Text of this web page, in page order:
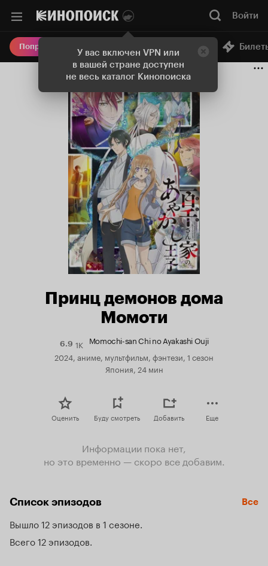
У вас включен VPN или
в вашей стране доступен
не весь каталог Кинопоиска
Войти
Попробовать Плюс Онлайн-кинотеатр
Принц демонов дома
Момоти
6.9Рейтинг
Кинопоиска
6.9
1K Momochi-san Chi no Ayakashi Ouji
2024, аниме, мультфильм, фэнтези, 1 сезон
Япония, 24 мин
Оценить Буду смотреть Добавить Еще
Информации пока нет,
но это временно — скоро все добавим.
Список эпизодов Все
Вышло 12 эпизодов в 1 сезоне
Всего 12 эпизодов